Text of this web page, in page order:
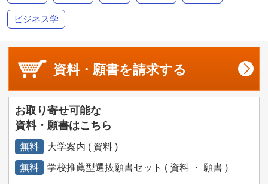
ビジネス学
資料・願書を請求する
お取り寄せ可能な
資料・願書はこちら
無料 大学案内 ( 資料 )
無料 学校推薦型選抜願書セット ( 資料 ・ 願書 )